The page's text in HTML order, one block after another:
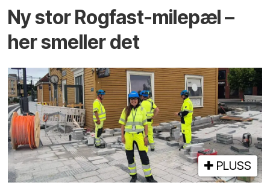
Ny stor Rogfast-milepæl –
her smeller det
PLUSS